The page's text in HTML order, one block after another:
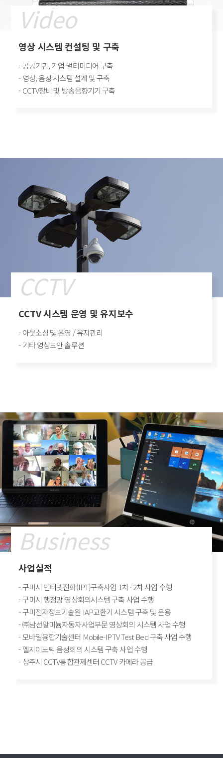
Video
영상 시스템 컨설팅 및 구축
- 공공기관, 기업 멀티미디어 구축
- 영상, 음성 시스템 설계 및 구축
- CCTV장비 및 방송음향기기 구축
CCTV
CCTV 시스템 운영 및 유지보수
- 아웃소싱 및 운영 / 유지관리
- 기타 영상보안 솔루션
Business
사업실적
- 구미시 인터넷전화(IPT)구축사업 1차 · 2차 사업 수행
- 구미시 행정망 영상회의시스템 구축 사업 수행
- 구미전자정보기술원 IAP교환기 시스템 구축 및 운용
- ㈜남선알미늄자동차사업부문 영상회의 시스템 사업 수행
- 모바일융합기술센터 Mobile-IPTV Test Bed 구축 사업 수행
- 엘지이노텍 음성회의 시스템 구축 사업 수행
- 상주시 CCTV통합관제센터 CCTV 카메라 공급